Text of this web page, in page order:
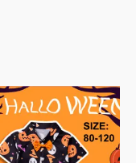
此
產
品